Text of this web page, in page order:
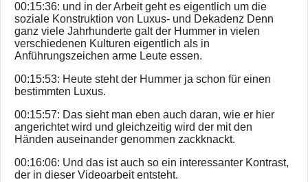
00:15:36: und in der Arbeit geht es eigentlich um die
soziale Konstruktion von Luxus- und Dekadenz Denn
ganz viele Jahrhunderte galt der Hummer in vielen
verschiedenen Kulturen eigentlich als in
Anführungszeichen arme Leute essen.
00:15:53: Heute steht der Hummer ja schon für einen
bestimmten Luxus.
00:15:57: Das sieht man eben auch daran, wie er hier
angerichtet wird und gleichzeitig wird der mit den
Händen auseinander genommen zackknackt.
00:16:06: Und das ist auch so ein interessanter Kontrast,
der in dieser Videoarbeit entsteht.